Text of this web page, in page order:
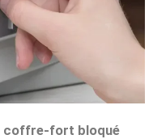
coffre-fort bloqué